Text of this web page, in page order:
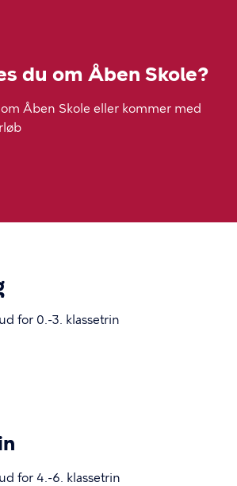
du om Åben Skole?
Åben Skole eller kommer med
for 0.-3. klassetrin
for 4.-6. klassetrin